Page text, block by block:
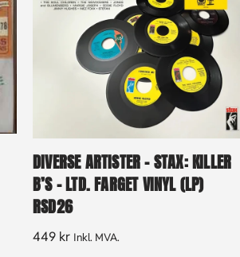
DIVERSE ARTISTER – STAX: KILLER
B’S – LTD. FARGET VINYL (LP)
RSD26
449 kr Inkl. MVA.